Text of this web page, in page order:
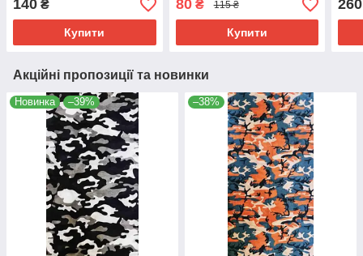
140 ₴
Купити
80₴ 115 ₴
Купити
260
Акційні пропозиції та новинки
Новинка –39% –38%